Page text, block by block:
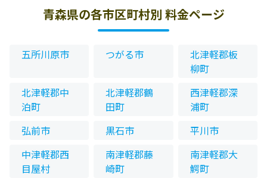
青森県の各市区町村別 料金ページ
五所川原市 つがる市
北津軽郡板
柳町
北津軽郡中
泊町
北津軽郡鶴
田町
西津軽郡深
浦町
弘前市
黒石市
平川市
中津軽郡西
目屋村
南津軽郡藤
崎町
南津軽郡大
鰐町